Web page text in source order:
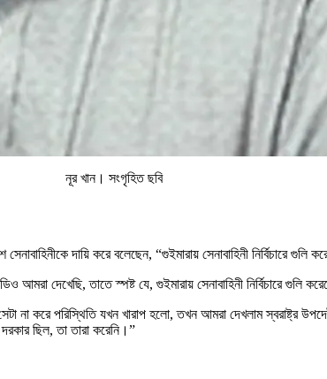
নূর খান। সংগৃহিত ছবি
দায়ি করে বলেছেন, “গুইমারায় সেনাবাহিনী নির্বিচারে গুলি
দেখেছি, তাতে স্পষ্ট যে, গুইমারায় সেনাবাহিনী নির্বিচারে গুলি
না করে পরিস্থিতি যখন খারাপ হলো, তখন আমরা দেখলাম স্বরাষ্ট্র
ছিল, তা তারা করেনি।”